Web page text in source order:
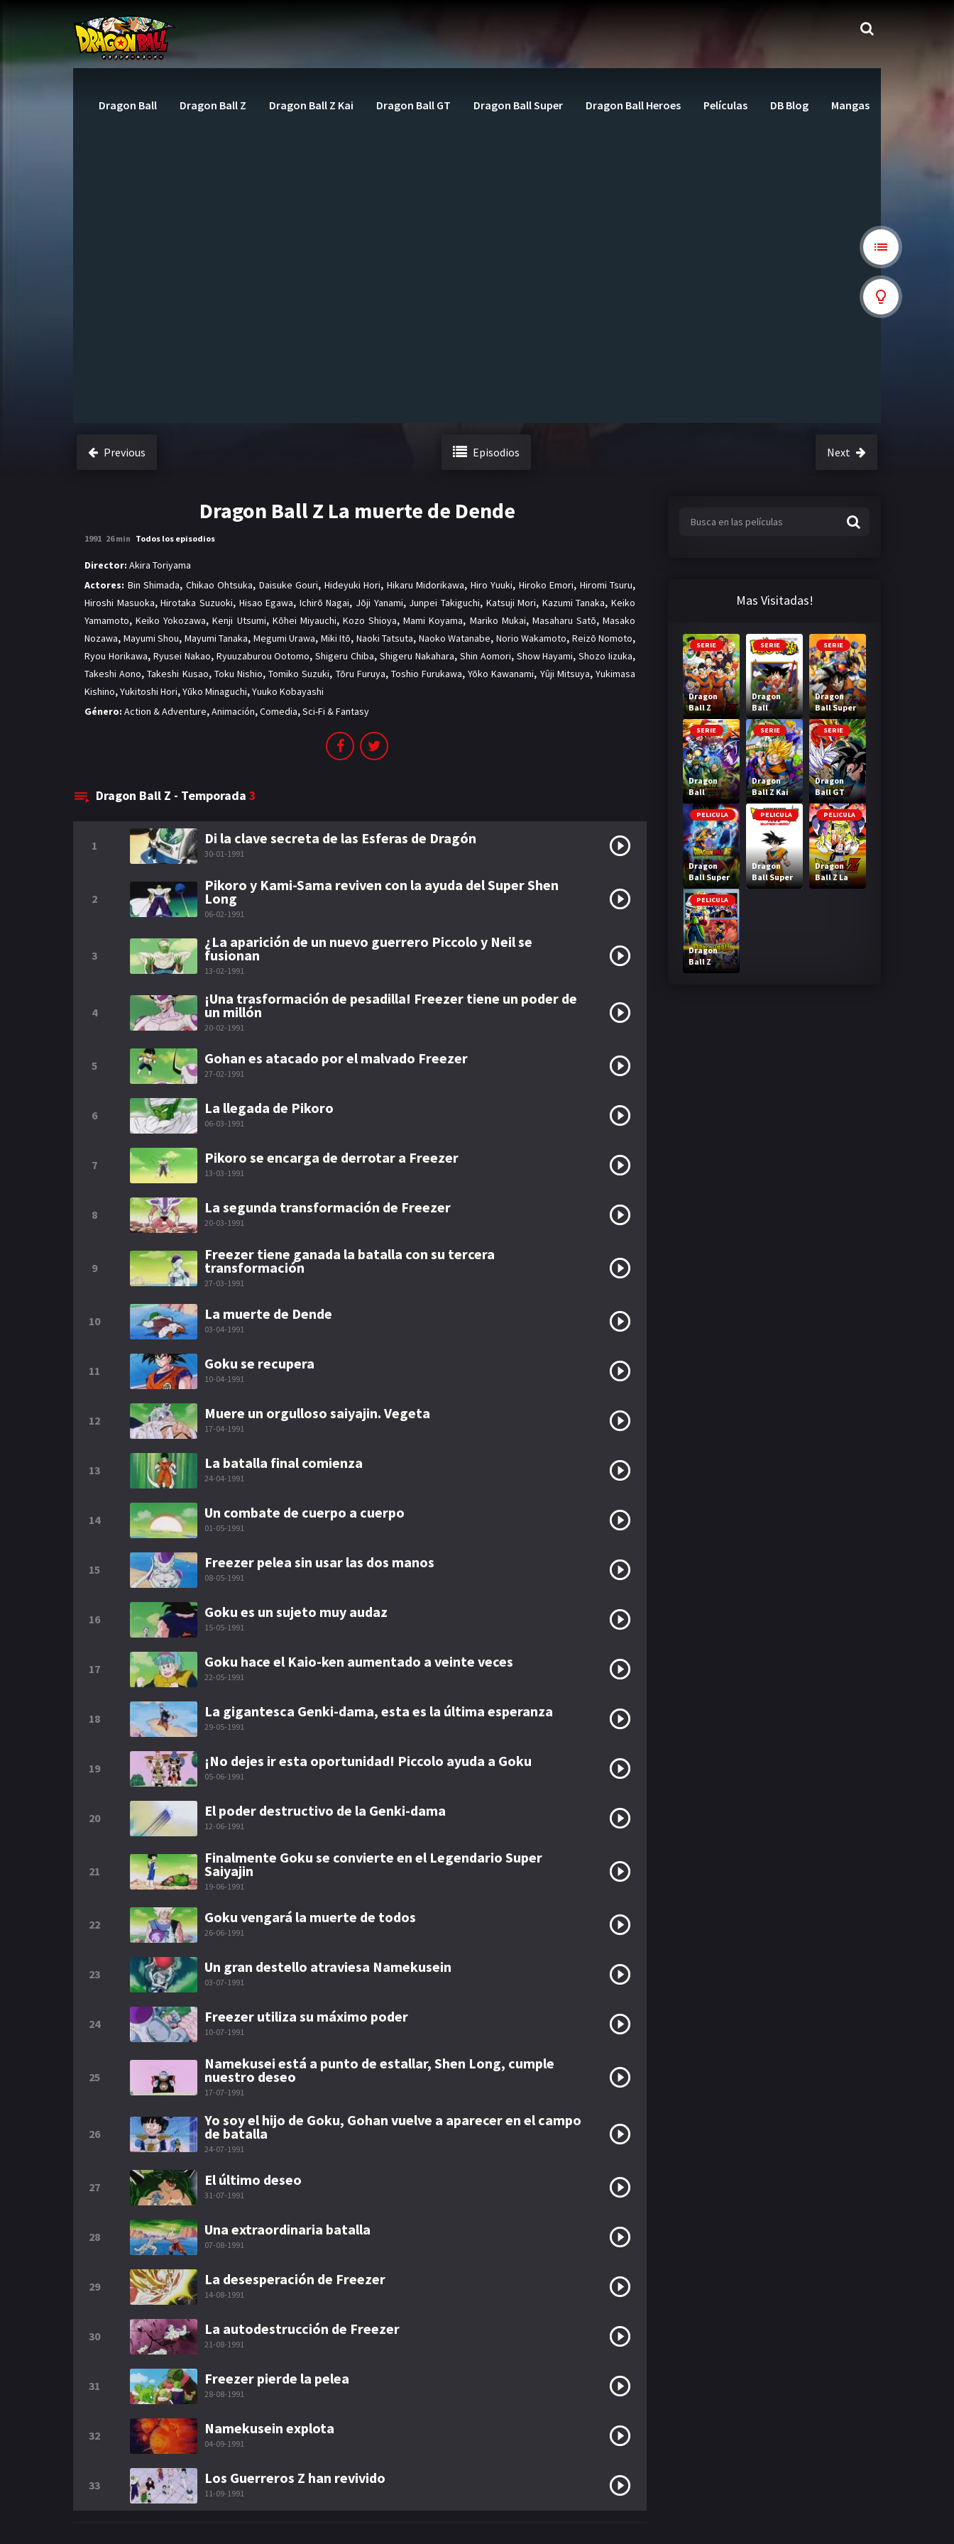
Dragon Ball Dragon Ball Z Dragon Ball Z Kai Dragon Ball GT Dragon Ball Super Dragon Ball Heroes Películas DB Blog Mangas
Previous Episodios Next
Dragon Ball Z La muerte de Dende
1991 26 min Todos los episodios
Director: Akira Toriyama
Actores: Bin Shimada, Chikao Ohtsuka, Daisuke Gouri, Hideyuki Hori, Hikaru Midorikawa, Hiro Yuuki, Hiroko Emori, Hiromi Tsuru,
Hiroshi Masuoka,Hirotaka Suzuoki, Hisao Egawa, Ichirō Nagai, Jōji Yanami, Junpei Takiguchi, Katsuji Mori, Kazumi Tanaka, Keiko
Yamamoto,Keiko Yokozawa,Kenji Utsumi, Kōhei Miyauchi, Kozo Shioya,Mami Koyama, Mariko Mukai, Masaharu Satō,Masako
Nozawa, Mayumi Shou, Mayumi Tanaka, Megumi Urawa, Miki Itō, Naoki Tatsuta, Naoko Watanabe, Norio Wakamoto, Reizō Nomoto,
Ryou Horikawa, Ryusei Nakao, Ryuuzaburou Ootomo,Shigeru Chiba, Shigeru Nakahara, Shin Aomori, Show Hayami,Shozo Iizuka,
Takeshi Aono,Takeshi Kusao, Toku Nishio,Tomiko Suzuki, Tōru Furuya, Toshio Furukawa,Yōko Kawanami, Yûji Mitsuya, Yukimasa
Kishino,Yukitoshi Hori,Yūko Minaguchi,Yuuko Kobayashi
Género: Action & Adventure,Animación,Comedia,Sci-Fi & Fantasy
Dragon Ball Z - Temporada 3
1 Di la clave secreta de las Esferas de Dragón
30-01-1991
2
Pikoro y Kami-Sama reviven con la ayuda del Super Shen
Long
06-02-1991
3
¿La aparición de un nuevo guerrero Piccolo y Neil se
fusionan
13-02-1991
4
¡Una trasformación de pesadilla! Freezer tiene un poder de
un millón
20-02-1991
5 Gohan es atacado por el malvado Freezer
27-02-1991
6 La llegada de Pikoro
06-03-1991
7 Pikoro se encarga de derrotar a Freezer
13-03-1991
8 La segunda transformación de Freezer
20-03-1991
9
Freezer tiene ganada la batalla con su tercera
transformación
27-03-1991
10 La muerte de Dende
03-04-1991
11 Goku se recupera
10-04-1991
12 Muere un orgulloso saiyajin. Vegeta
17-04-1991
13 La batalla final comienza
24-04-1991
14 Un combate de cuerpo a cuerpo
01-05-1991
15 Freezer pelea sin usar las dos manos
08-05-1991
16 Goku es un sujeto muy audaz
15-05-1991
17 Goku hace el Kaio-ken aumentado a veinte veces
22-05-1991
18 La gigantesca Genki-dama, esta es la última esperanza
29-05-1991
19 ¡No dejes ir esta oportunidad! Piccolo ayuda a Goku
05-06-1991
20 El poder destructivo de la Genki-dama
12-06-1991
21
Finalmente Goku se convierte en el Legendario Super
Saiyajin
19-06-1991
22 Goku vengará la muerte de todos
26-06-1991
23 Un gran destello atraviesa Namekusein
03-07-1991
24 Freezer utiliza su máximo poder
10-07-1991
25
Namekusei está a punto de estallar, Shen Long, cumple
nuestro deseo
17-07-1991
26
Yo soy el hijo de Goku, Gohan vuelve a aparecer en el campo
de batalla
24-07-1991
27 El último deseo
31-07-1991
28 Una extraordinaria batalla
07-08-1991
29 La desesperación de Freezer
14-08-1991
30 La autodestrucción de Freezer
21-08-1991
31 Freezer pierde la pelea
28-08-1991
32 Namekusein explota
04-09-1991
33 Los Guerreros Z han revivido
11-09-1991
Mas Visitadas!
SERIE
Dragon
Ball Z
SERIE
Dragon
Ball
SERIE
Dragon
Ball Super
SERIE
Dragon
Ball
Heroes
SERIE
Dragon
Ball Z Kai
SERIE
Dragon
Ball GT
PELICULA
Dragon
Ball Super
Broly
PELICULA
Dragon
Ball Super
Super Hero
PELICULA
Dragon
Ball Z La
Fusion de
PELICULA
Dragon
Ball Z
Bardock El